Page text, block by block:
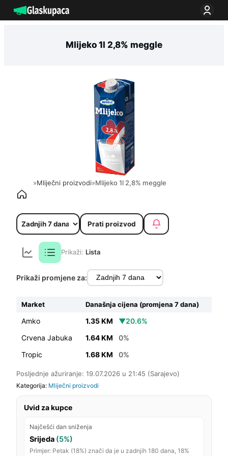
na
Mlijeko 1l 2,8% meggle
»Mliječni proizvodi»Mlijeko 1l 2,8% meggle
Prati proizvod
Prikaži: Lista
Prikaži promjene za:
Market Današnja cijena (promjena 7 dana)
Amko 1.35 KM
▼20.6%
Crvena Jabuka
1.64 KM
0%
Tropic
1.68 KM 0%
Posljednje ažuriranje: 19.07.2026 u 21:45 (Sarajevo)
Kategorija: Mliječni proizvodi
Uvid za kupce
Najčešći dan sniženja
Srijeda (5%)
Primjer: Petak (18%) znači da je u zadnjih 180 dana, 18%